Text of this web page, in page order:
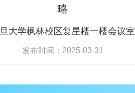
略
大学枫林校区复星楼一楼会议室
发布时间：2025-03-31